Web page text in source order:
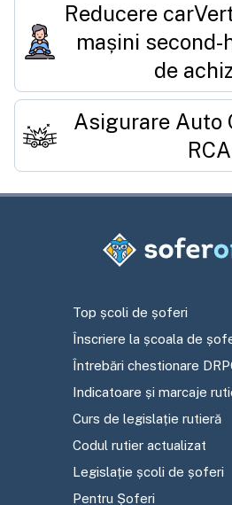
Reducere
mașini second-
de
Asigurare Auto
RCA
Top școli de șoferi
Înscriere la școala de
Întrebări chestionare
Indicatoare și marcaje
Curs de legislație rutieră
Codul rutier actualizat
Legislație școli de șoferi
Pentru Șoferi